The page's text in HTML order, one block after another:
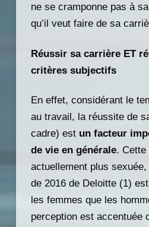
ne se cramponne pas à
qu’il veut faire de sa
Réussir sa carrière ET
critères subjectifs
En effet, considérant le
au travail, la réussite de
cadre) est un facteur
de vie en générale. Cette
actuellement plus
de 2016 de Deloitte (1)
les femmes que les
perception est accentuée